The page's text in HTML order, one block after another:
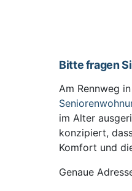
Bitte fragen
Am Rennweg in
im Alter
konzipiert,
Komfort und
Genaue